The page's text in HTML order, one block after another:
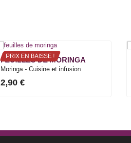
PRIX EN BAISSE !
FEUILLES DE MORINGA
Moringa - Cuisine et infusion
2,90 €